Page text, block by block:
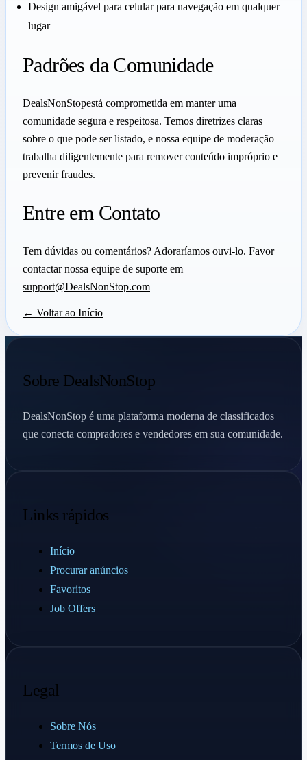
Design amigável para celular para navegação em qualquer
lugar
Padrões da Comunidade
DealsNonStopestá comprometida em manter uma
comunidade segura e respeitosa. Temos diretrizes claras
sobre o que pode ser listado, e nossa equipe de moderação
trabalha diligentemente para remover conteúdo impróprio e
prevenir fraudes.
Entre em Contato
Tem dúvidas ou comentários? Adoraríamos ouvi-lo. Favor
contactar nossa equipe de suporte em
support@DealsNonStop.com
← Voltar ao Início
Sobre DealsNonStop
DealsNonStop é uma plataforma moderna de classificados
que conecta compradores e vendedores em sua comunidade.
Links rápidos
Início
Procurar anúncios
Favoritos
Job Offers
Legal
Sobre Nós
Termos de Uso